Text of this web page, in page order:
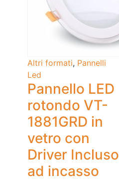
Altri formati, Pannelli
Led
Pannello LED
rotondo VT-
1881GRD in
vetro con
Driver Incluso
ad incasso